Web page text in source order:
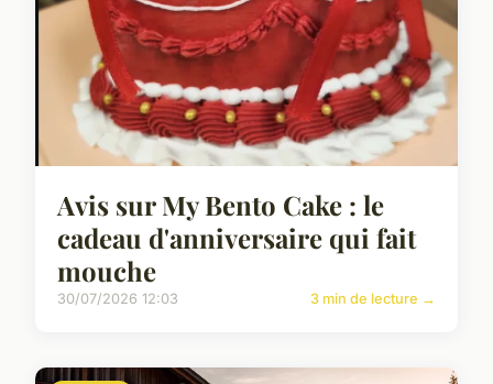
Avis sur My Bento Cake : le
cadeau d'anniversaire qui fait
mouche
30/07/2026 12:03 3 min de lecture →